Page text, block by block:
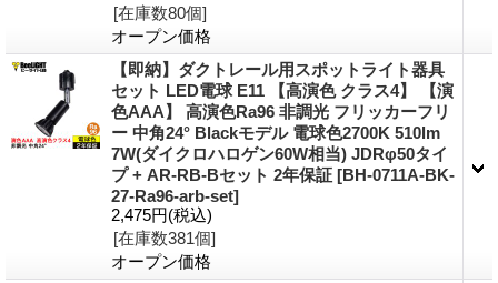
[在庫数80個]
オープン価格
【即納】ダクトレール用スポットライト器具
セット LED電球 E11 【高演色 クラス4】 【演
色AAA】 高演色Ra96 非調光 フリッカーフリ
ー 中角24° Blackモデル 電球色2700K 510lm
7W(ダイクロハロゲン60W相当) JDRφ50タイ
プ + AR-RB-Bセット 2年保証 [BH-0711A-BK-
27-Ra96-arb-set]
2,475円(税込)
[在庫数381個]
オープン価格